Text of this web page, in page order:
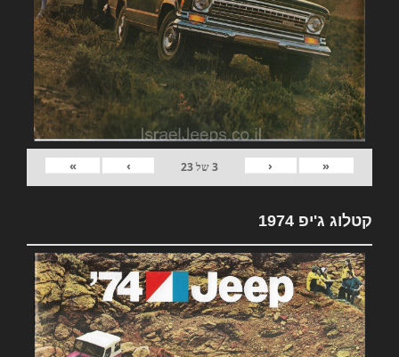
«
‹
3של23
›
»
קטלוג ג'יפ 1974